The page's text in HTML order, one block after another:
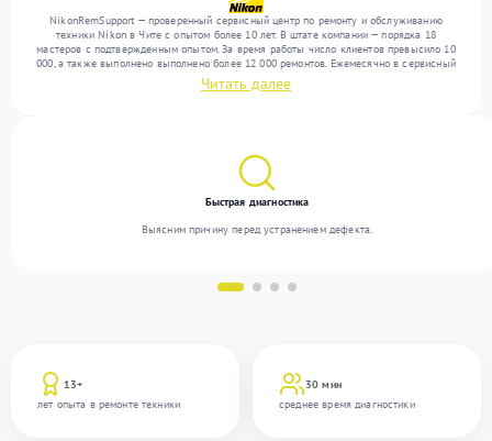
NikonRemSupport — проверенный сервисный центр по ремонту и обслуживанию
техники Nikon в Чите с опытом более 10 лет. В штате компании — порядка 18
мастеров с подтвержденным опытом. За время работы число клиентов превысило 10
000, а также выполнено выполнено более 12 000 ремонтов. Ежемесячно в сервисный
центр поступает свыше 300 единиц техники, включая , , . Мы устраняем поломки
любой сложности и гарантируем высокое качество обслуживания благодаря
Читать далее
13+
лет опыта в ремонте техники
30 мин
среднее время диагностики
Быстрая диагностика
Выясним причину перед устранением дефекта.